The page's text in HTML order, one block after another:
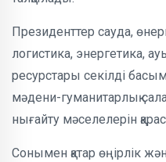
Президенттер сауда,
логистика, энергетика,
ресурстары секілді
мәдени-гуманитарлық
нығайту мәселелерін
Сонымен қатар өңірлік